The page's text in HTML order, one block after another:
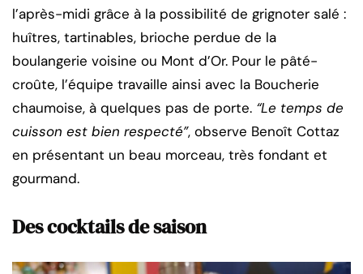
l’après-midi grâce à la possibilité de grignoter salé :
huîtres, tartinables, brioche perdue de la
boulangerie voisine ou Mont d’Or. Pour le pâté-
croûte, l’équipe travaille ainsi avec la Boucherie
chaumoise, à quelques pas de porte. “Le temps de
cuisson est bien respecté”, observe Benoît Cottaz
en présentant un beau morceau, très fondant et
gourmand.
Des cocktails de saison